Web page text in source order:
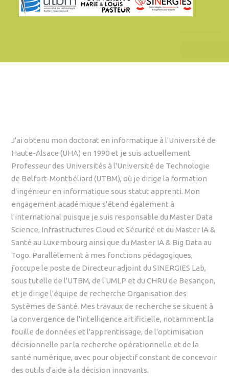
J'ai obtenu mon doctorat en informatique à l'Université de
Haute-Alsace (UHA) en 1990 et je suis actuellement
Professeur des Universités à l'Université de Technologie
de Belfort-Montbéliard (UTBM), où je dirige la formation
d'ingénieur en informatique sous statut apprenti. Mon
engagement académique s'étend également à
l'international puisque je suis responsable du Master Data
Science, Infrastructures Cloud et Sécurité et du Master IA &
Santé au Luxembourg ainsi que du Master IA & Big Data au
Togo. Parallèlement à mes fonctions pédagogiques,
j'occupe le poste de Directeur adjoint du SINERGIES Lab,
sous tutelle de l'UTBM, de l'UMLP et du CHRU de Besançon,
et je dirige l'équipe de recherche Organisation des
Systèmes de Santé. Mes travaux de recherche se situent à
la convergence de l'intelligence artificielle, notamment la
fouille de données et l'apprentissage, de l'optimisation
décisionnelle par la recherche opérationnelle et de la
santé numérique, avec pour objectif constant de concevoir
des outils d'aide à la décision innovants.